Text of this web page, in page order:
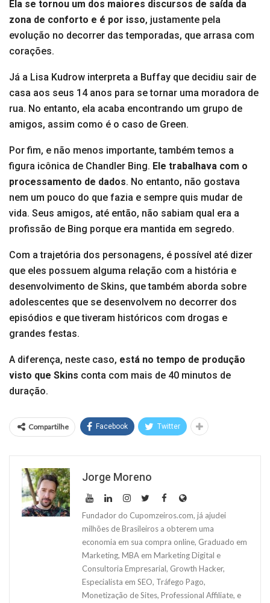
Ela se tornou um dos maiores discursos de saída da
zona de conforto e é por isso, justamente pela
evolução no decorrer das temporadas, que arrasa com
corações.
Já a Lisa Kudrow interpreta a Buffay que decidiu sair de
casa aos seus 14 anos para se tornar uma moradora de
rua. No entanto, ela acaba encontrando um grupo de
amigos, assim como é o caso de Green.
Por fim, e não menos importante, também temos a
figura icônica de Chandler Bing. Ele trabalhava com o
processamento de dados. No entanto, não gostava
nem um pouco do que fazia e sempre quis mudar de
vida. Seus amigos, até então, não sabiam qual era a
profissão de Bing porque era mantida em segredo.
Com a trajetória dos personagens, é possível até dizer
que eles possuem alguma relação com a história e
desenvolvimento de Skins, que também aborda sobre
adolescentes que se desenvolvem no decorrer dos
episódios e que tiveram históricos com drogas e
grandes festas.
A diferença, neste caso, está no tempo de produção
visto que Skins conta com mais de 40 minutos de
duração.
Compartilhe Facebook Twitter
Jorge Moreno
Fundador do Cupomzeiros.com, já ajudei
milhões de Brasileiros a obterem uma
economia em sua compra online, Graduado em
Marketing, MBA em Marketing Digital e
Consultoria Empresarial, Growth Hacker,
Especialista em SEO, Tráfego Pago,
Monetização de Sites, Professional Affiliate, e